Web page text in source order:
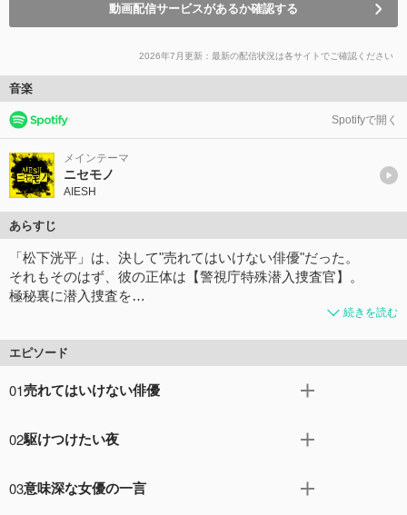
動画配信サービスがあるか確認する
2026年7月更新：最新の配信状況は各サイトでご確認ください
音楽
Spotifyで開く
メインテーマ
ニセモノ
AIESH
あらすじ
「松下洸平」は、決して"売れてはいけない俳優"だった。
それもそのはず、彼の正体は【警視庁特殊潜入捜査官】。
極秘裏に潜入捜査を…
続きを読む
エピソード
01売れてはいけない俳優
あった。 それは、警視庁の潜入捜査官という顔。 マフィ
めに、ひそかに15年前から芸能界に潜入し、極秘裏に捜査
02駆けつけたい夜
功して、ついに佐藤浩市と接触することに成功した松下。
03意味深な女優の一言